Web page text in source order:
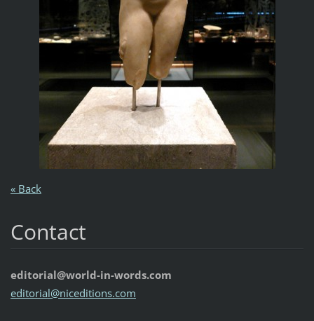
« Back
Contact
editorial@world-in-words.com
editorial@niceditions.com